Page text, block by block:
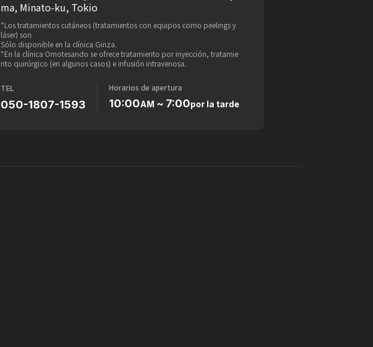
ma, Minato-ku, Tokio
*Los tratamientos cutáneos (tratamientos con equipos como peelings y
láser) son
Sólo disponible en la clínica Ginza.
*En la clínica Omotesando se ofrece tratamiento por inyección, tratamie
nto quirúrgico (en algunos casos) e infusión intravenosa.
TEL
050-1807-1593
Horarios de apertura
10:00AM ~ 7:00por la tarde